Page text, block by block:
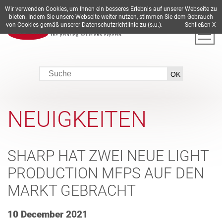
DE EN ES FR IT
NEUIGKEITEN
SHARP HAT ZWEI NEUE LIGHT
PRODUCTION MFPS AUF DEN
MARKT GEBRACHT
10 December 2021
Wir verwenden Cookies, um Ihnen ein besseres Erlebnis auf unserer Webseite zu
bieten. Indem Sie unsere Webseite weiter nutzen, stimmen Sie dem Gebrauch
von Cookies gemäß unserer Datenschutzrichtlinie zu (s.u.). Schließen X